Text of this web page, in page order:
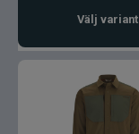
Välj variant